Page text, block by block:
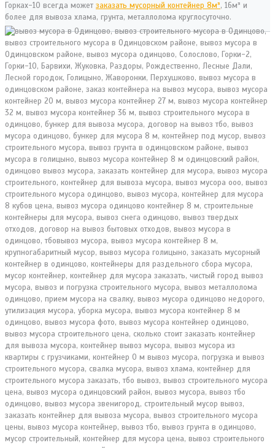
Горках-10 всегда может заказать мусорный контейнер 8м³, 16м³ и
более для вывоза хлама, грунта, металлолома круглосуточно.